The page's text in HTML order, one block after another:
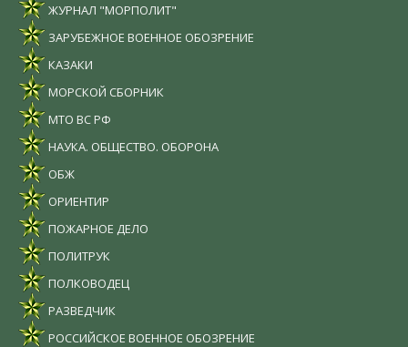
ЖУРНАЛ "МОРПОЛИТ"
ЗАРУБЕЖНОЕ ВОЕННОЕ ОБОЗРЕНИЕ
КАЗАКИ
МОРСКОЙ СБОРНИК
МТО ВС РФ
НАУКА. ОБЩЕСТВО. ОБОРОНА
ОБЖ
ОРИЕНТИР
ПОЖАРНОЕ ДЕЛО
ПОЛИТРУК
ПОЛКОВОДЕЦ
РАЗВЕДЧИК
РОССИЙСКОЕ ВОЕННОЕ ОБОЗРЕНИЕ